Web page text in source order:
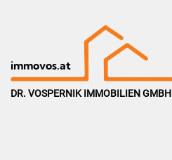
immovos.at
DR. VOSPERNIK IMMOBILIEN GMBH